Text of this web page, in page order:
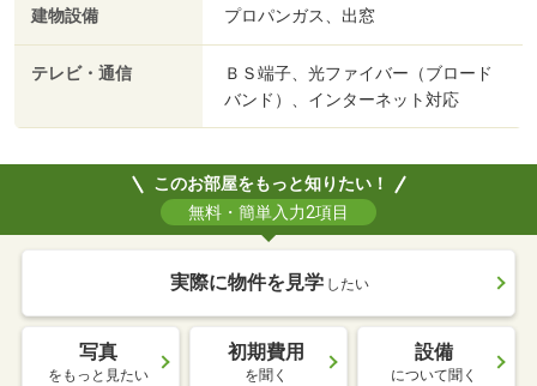
建物設備 プロパンガス、出窓
テレビ・通信
ＢＳ端子、光ファイバー（ブロード
バンド）、インターネット対応
このお部屋をもっと知りたい！
無料・簡単入力2項目
実際に物件を見学 したい
写真
をもっと見たい
初期費用
を聞く
設備
について聞く